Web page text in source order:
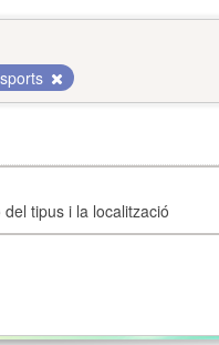
tipus i la localització